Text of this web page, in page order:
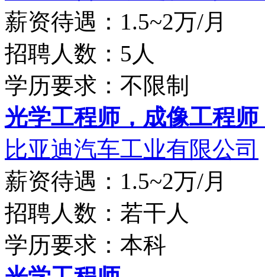
薪资待遇：1.5~2万/月
招聘人数：5人
学历要求：不限制
光学工程师，成像工程师
比亚迪汽车工业有限公司
薪资待遇：1.5~2万/月
招聘人数：若干人
学历要求：本科